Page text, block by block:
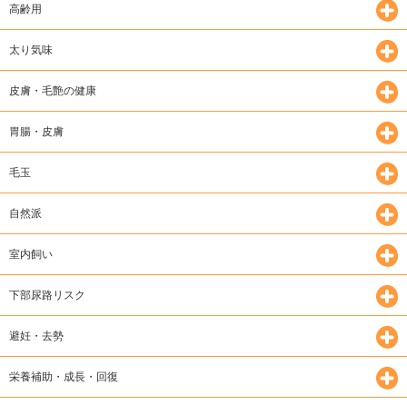
高齢用
太り気味
皮膚・毛艶の健康
胃腸・皮膚
毛玉
自然派
室内飼い
下部尿路リスク
避妊・去勢
栄養補助・成長・回復